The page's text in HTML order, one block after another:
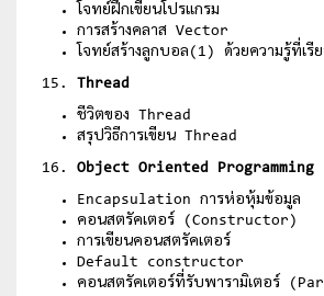
โจทย์ฝึกเขียนโปรแกรม
การสร้างคลาส Vector
โจทย์สร้างลูกบอล(1) ด้วยความรู้ที่เรี
Thread
ชีวิตของ Thread
สรุปวิธีการเขียน Thread
Object Oriented Programming
Encapsulation การห่อหุ้มข้อมูล
คอนสตรัคเตอร์ (Constructor)
การเขียนคอนสตรัคเตอร์
Default constructor
คอนสตรัคเตอร์ที่รับพารามิเตอร์